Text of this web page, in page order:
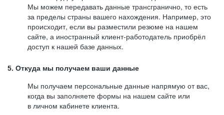
Мы можем передавать данные трансгранично, то есть
за пределы страны вашего нахождения. Например, это
происходит, если вы разместили резюме на нашем
сайте, а иностранный клиент-работодатель приобрёл
доступ к нашей базе данных.
5. Откуда мы получаем ваши данные
Мы получаем персональные данные напрямую от вас,
когда вы заполняете формы на нашем сайте или
в личном кабинете клиента.